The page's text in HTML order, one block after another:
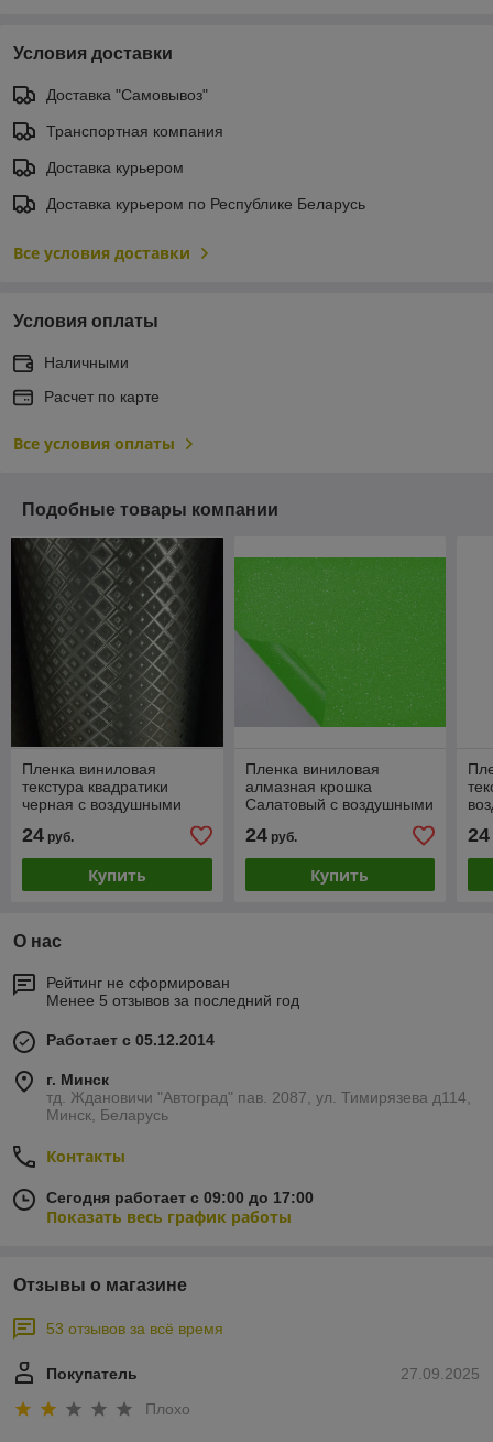
Условия доставки
Доставка "Самовывоз"
Транспортная компания
Доставка курьером
Доставка курьером по Республике Беларусь
Все условия доставки
Условия оплаты
Наличными
Расчет по карте
Все условия оплаты
Подобные товары компании
Пленка виниловая
текстура квадратики
черная с воздушными
24 руб.
Купить
Пленка виниловая
алмазная крошка
Салатовый с воздушными
24руб.
Купить
24
О нас
Рейтинг не сформирован
Менее 5 отзывов за последний год
Работает с 05.12.2014
г. Минск
тд. Ждановичи "Автоград" пав. 2087, ул. Тимирязева д114,
Минск, Беларусь
Контакты
Сегодня работает с 09:00 до 17:00
Показать весь график работы
Отзывы о магазине
53 отзывов за всё время
27.09.2025
Покупатель
Плохо